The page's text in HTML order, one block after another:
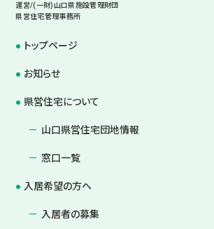
運営/(一財)山口県施設管理財団
県営住宅管理事務所
トップページ
お知らせ
県営住宅について
山口県営住宅団地情報
窓口一覧
入居希望の方へ
入居者の募集